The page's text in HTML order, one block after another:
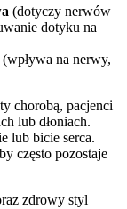
(dotyczy nerwów
dotyku na
(wpływa na nerwy,
chorobą, pacjenci
lub dłoniach.
lub bicie serca.
często pozostaje
zdrowy styl